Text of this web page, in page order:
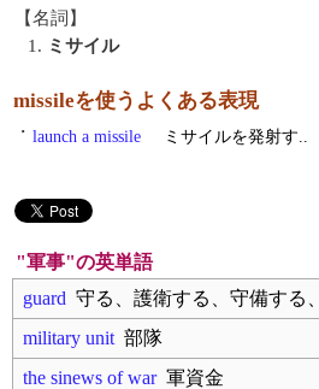
【名詞】
1. ミサイル
missileを使うよくある表現
・ launch a missile ミサイルを発射す..
"軍事"の英単語
guard 守る、護衛する、守備する
military unit 部隊
the sinews of war軍資金